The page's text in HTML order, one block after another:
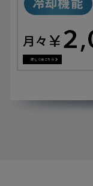
詳しくはこちら